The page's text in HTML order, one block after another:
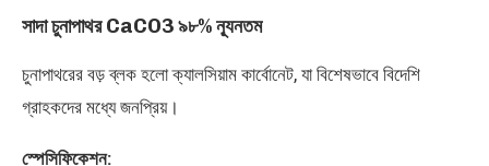
সাদা চুনাপাথর CaCO3 ৯৮% ন্যূনতম
চুনাপাথরের বড় ব্লক হলো ক্যালসিয়াম কার্বোনেট, যা বিশেষভাবে বিদেশি
গ্রাহকদের মধ্যে জনপ্রিয়।
স্পেসিফিকেশন: